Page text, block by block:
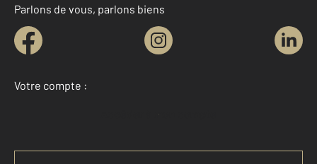
Parlons de vous, parlons biens
Votre compte :
Accéder à mon compte